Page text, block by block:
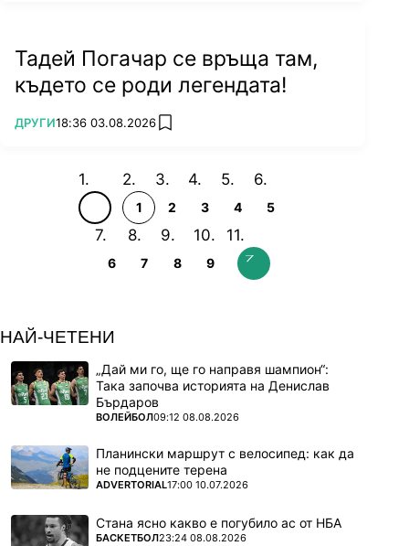
Тадей Погачар се връща там,
където се роди легендата!
ПОВЕЧЕ ОТ
ДРУГИ18:36 03.08.2026 add favorites
1 2 3 4 5
6 7 8 9
НАЙ-ЧЕТЕНИ
„Дай ми го, ще го направя шампион“:
Така започва историята на Денислав
Бърдаров
ПОВЕЧЕ ОТ
ВОЛЕЙБОЛ09:12 08.08.2026
Планински маршрут с велосипед: как да
не подцените терена
ПОВЕЧЕ ОТ
ADVERTORIAL17:00 10.07.2026
Стана ясно какво е погубило ас от НБА
ПОВЕЧЕ ОТ
БАСКЕТБОЛ23:24 08.08.2026